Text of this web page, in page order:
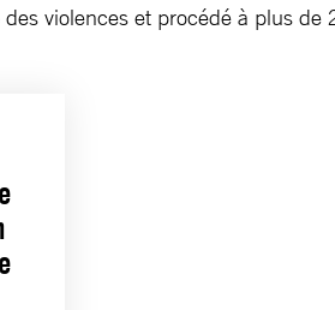
violences et procédé à plus de